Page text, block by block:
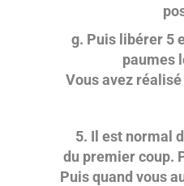
g. Puis libérer 5
paumes
Vous avez réalisé
5. Il est normal
du premier coup.
Puis quand vous